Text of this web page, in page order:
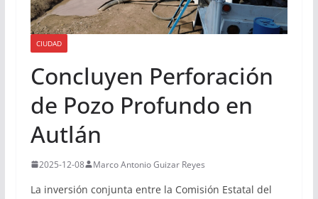
CIUDAD
Concluyen Perforación
de Pozo Profundo en
Autlán
2025-12-08 Marco Antonio Guizar Reyes
La inversión conjunta entre la Comisión Estatal del